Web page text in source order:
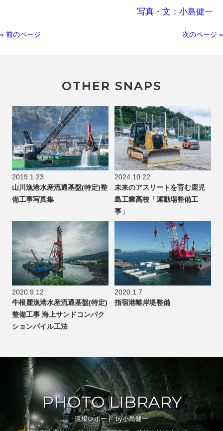
写真・文：小島健一
« 前のページ 次のページ »
OTHER SNAPS
2019.1.23
山川漁港水産流通基盤(特定)整
備工事写真集
2024.10.22
未来のアスリートを育む鹿児
島工業高校「運動場整備工
事」
2020.9.12
牛根麓漁港水産流通基盤(特定)
整備工事 海上サンドコンパク
ションパイル工法
2020.1.7
指宿港離岸堤整備
PHOTO LIBRARY
現場レポート by小島健一